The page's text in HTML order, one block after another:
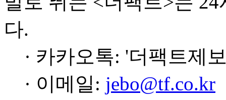
다.
· 카카오톡: '더팩트제
· 이메일: jebo@tf.co.kr